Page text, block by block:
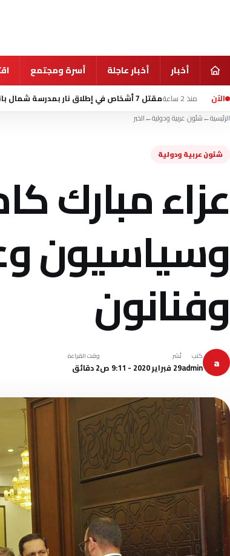
أخبار أخبار عاجلة أسرة ومجتمع
الآنمقتل 7 أشخاص في إطلاق نار بمدرسة شمال بانكوك وانتحار الطالب المشتبه به
الرئيسية←شئون عربية ودولية←الخبر
شئون عربية ودولية
عزاء مبارك
وسياسيون
وفنانون
a كتب
admin
نُشر
29 فبراير 2020 - 9:11 ص
وقت القراءة
2 دقائق